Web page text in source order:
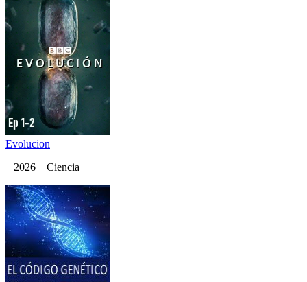
Evolucion
2026 Ciencia